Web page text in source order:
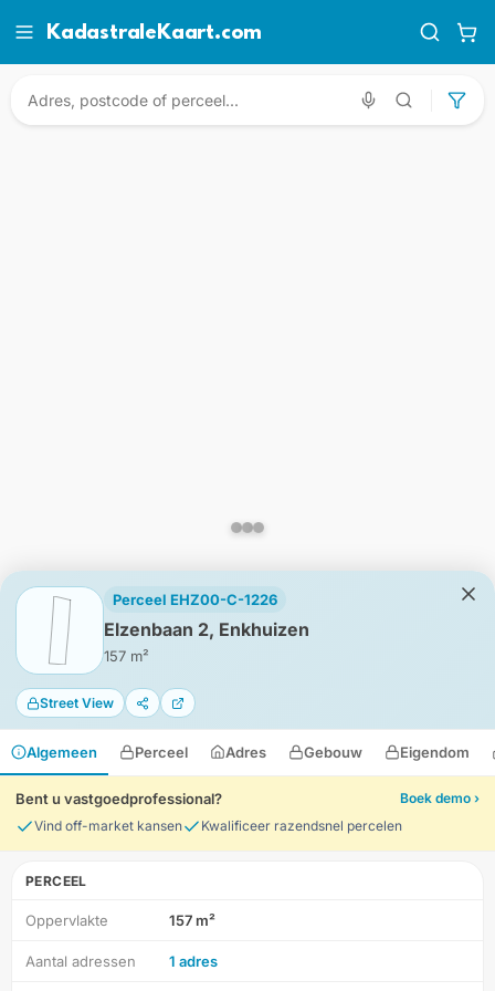
KadastraleKaart.com
Perceel EHZ00-C-1226
Elzenbaan 2, Enkhuizen
157 m²
Street View
Algemeen Perceel Adres Gebouw Eigendom
Bent u vastgoedprofessional?
Boek demo ›
Vind off-market kansen
Kwalificeer razendsnel percelen
PERCEEL
Oppervlakte 157 m²
Aantal adressen 1 adres